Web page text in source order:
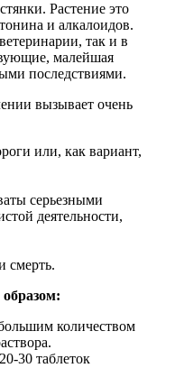
Растение это
и алкалоидов.
так и в
малейшая
последствиями.
вызывает очень
или, как вариант,
серьезными
деятельности,
смерть.
количеством
30 таблеток